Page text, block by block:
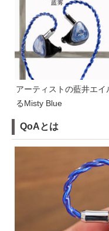
アーティストの藍井エ
るMisty Blue
QoAとは